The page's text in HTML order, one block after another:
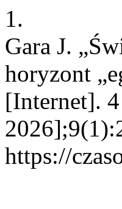
1.
Gara J.
horyzont
[Internet].
https://